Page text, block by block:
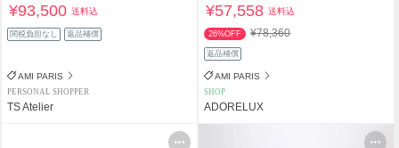
¥93,500送料込
関税負担なし 返品補償
AMI PARIS
PERSONAL SHOPPER
TS Atelier
¥57,558送料込
26%OFF ¥78,360
返品補償
AMI PARIS
SHOP
ADORELUX